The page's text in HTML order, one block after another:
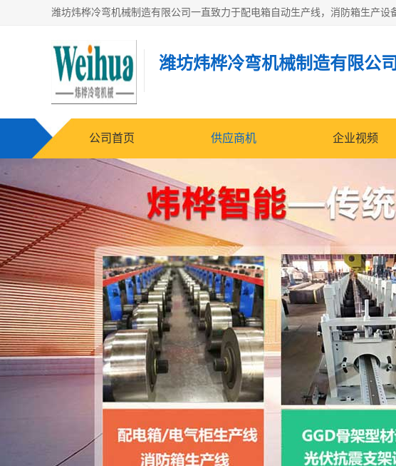
潍坊炜桦冷弯机械制造有限公司
公司首页 供应商机 企业视频